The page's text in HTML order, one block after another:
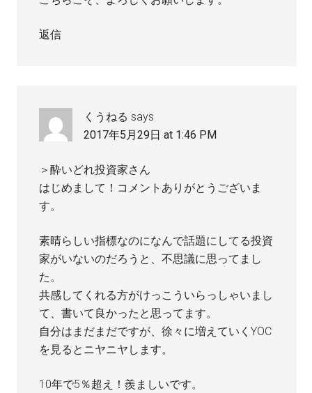
返信
くうねる says
2017年5月29日 at 1:46 PM
＞酔いどれ投資家さん
はじめまして！コメントありがとうございま
す。
素晴らしい指標なのになんで話題にしてる投資
家がいないのだろうと、不思議に思ってまし
た。
共感してくれる方がけっこういらっしゃいまし
て、書いて良かったと思ってます。
自分はまだまだですが、徐々に増えていくYOC
を見るとニヤニヤします。
10年で5％超え！羨ましいです。